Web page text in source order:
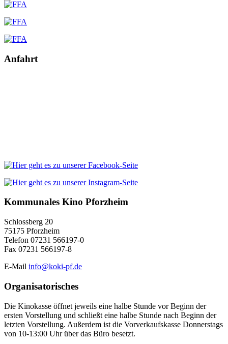
Anfahrt
Kommunales Kino Pforzheim
Schlossberg 20
75175 Pforzheim
Telefon 07231 566197-0
Fax 07231 566197-8
E-Mail info@koki-pf.de
Organisatorisches
Die Kinokasse öffnet jeweils eine halbe Stunde vor Beginn der
ersten Vorstellung und schließt eine halbe Stunde nach Beginn der
letzten Vorstellung. Außerdem ist die Vorverkaufskasse Donnerstags
von 10-13:00 Uhr über das Büro besetzt.